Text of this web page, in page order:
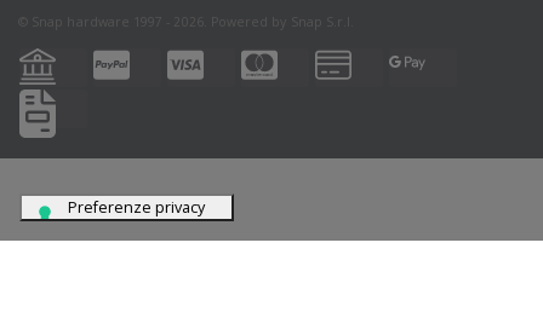
© Snap hardware 1997 - 2026. Powered by Snap S.r.l.